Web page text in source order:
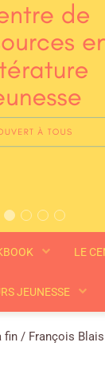
LE
JEUNESSE
/ François